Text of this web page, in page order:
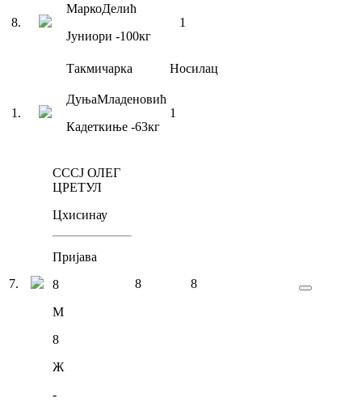
8.
МаркоДелић
Јуниори -100кг
1
Такмичарка Носилац
1 .
ДуњаМладеновић
Кадеткиње -63кг
1
7.
СССЈ ОЛЕГ
ЦРЕТУЛ
Цхисинау
Пријава
8
М
8
Ж
-
8 8